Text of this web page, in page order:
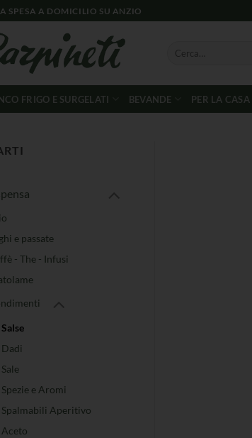
SPESA A DOMICILIO SU ANZIO
FRIGO E SURGELATI BEVANDE PER LA CASA
e passate
- The - Infusi
Salse
Dadi
Sale
Spezie e Aromi
Spalmabili Aperitivo
Aceto